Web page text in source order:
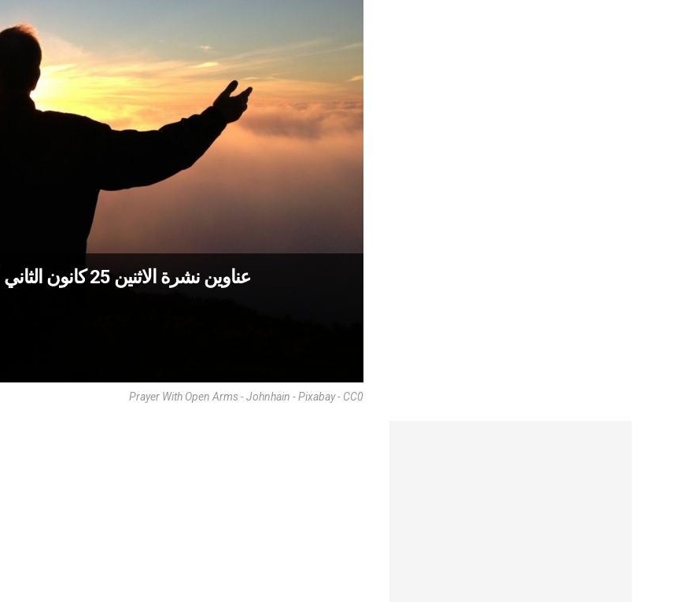
عناوين نشرة الاثنين 25 كانون الثاني 2021: لا نسمحنَّ بأن يمرّ يسوع دون أن نقبله
Prayer With Open Arms - Johnhain - Pixabay - CC0